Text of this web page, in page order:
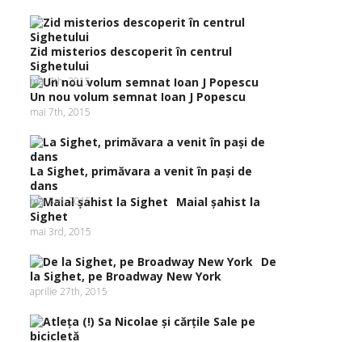
Zid misterios descoperit în centrul
Sighetului
mai 7th, 2015
Un nou volum semnat Ioan J Popescu
mai 7th, 2015
La Sighet, primăvara a venit în paşi de
dans
mai 3rd, 2015
Maial şahist la
Sighet
mai 3rd, 2015
De
la Sighet, pe Broadway New York
aprilie 27th, 2015